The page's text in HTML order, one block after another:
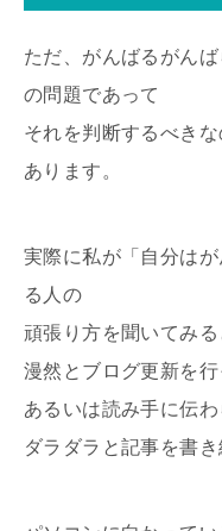
ただ、がんばるがん
の問題であって
それを判断するべき
あります。
実際に私が「自分は
る人の
頑張り方を聞いてみ
漫然とブログ更新を行
あるいは読み手に伝
ダラダラと記事を書き